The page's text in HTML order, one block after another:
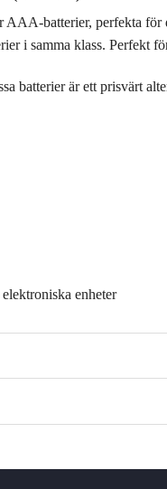
batterier, perfekta
i samma klass.
batterier är ett prisvärt
enheter